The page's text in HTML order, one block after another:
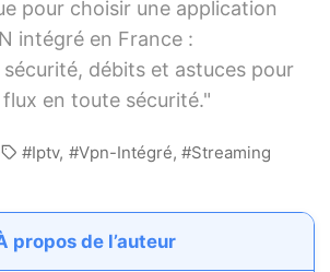
pour choisir une application
intégré en France :
débits et astuces pour
en toute sécurité."
Iptv Vpn-Intégré Streaming
propos de l’auteur